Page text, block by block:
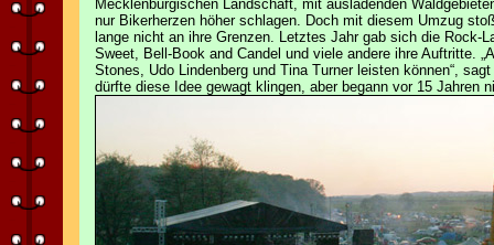
Mecklenburgischen Landschaft, mit ausladenden
nur Bikerherzen höher schlagen. Doch mit diesem Umzug
lange nicht an ihre Grenzen. Letztes Jahr gab sich die
Sweet, Bell-Book and Candel und viele andere ihre Auftritte.
Stones, Udo Lindenberg und Tina Turner leisten können“,
dürfte diese Idee gewagt klingen, aber begann vor 15 Jahren